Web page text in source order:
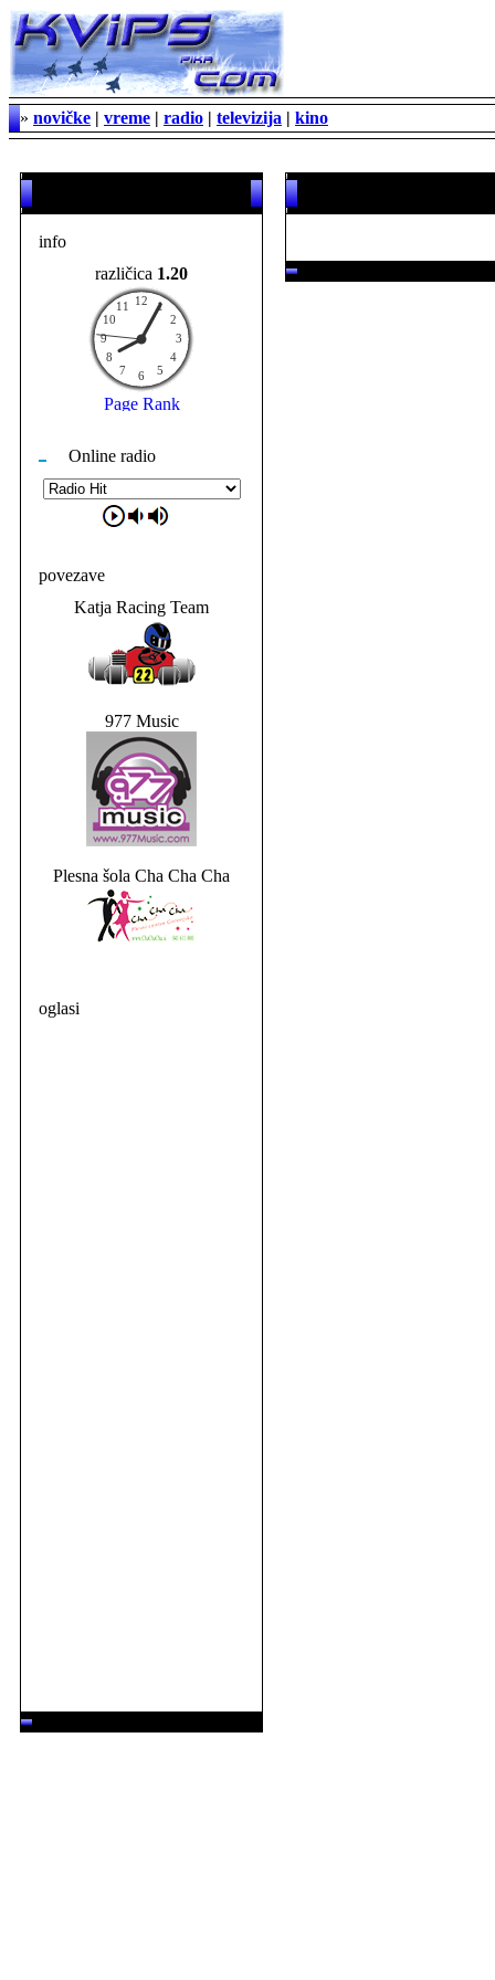
» novičke | vreme | radio | televizija | kino
info
različica 1.20
Online radio
povezave
Katja Racing Team
977 Music
Plesna šola Cha Cha Cha
oglasi